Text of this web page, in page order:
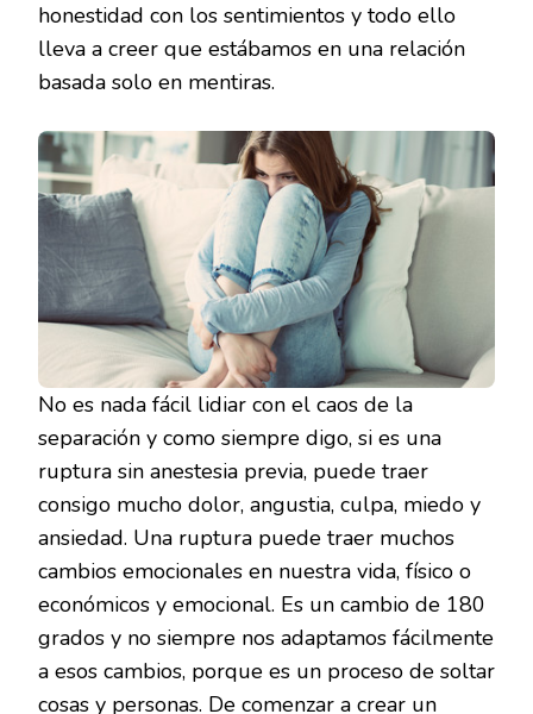
honestidad con los sentimientos y todo ello
lleva a creer que estábamos en una relación
basada solo en mentiras.
No es nada fácil lidiar con el caos de la
separación y como siempre digo, si es una
ruptura sin anestesia previa, puede traer
consigo mucho dolor, angustia, culpa, miedo y
ansiedad. Una ruptura puede traer muchos
cambios emocionales en nuestra vida, físico o
económicos y emocional. Es un cambio de 180
grados y no siempre nos adaptamos fácilmente
a esos cambios, porque es un proceso de soltar
cosas y personas. De comenzar a crear un